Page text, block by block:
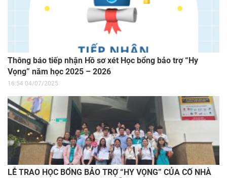
Thông báo tiếp nhận Hồ sơ xét Học bổng bảo trợ “Hy
Vọng” năm học 2025 – 2026
16:54 04/07/2025
LỄ TRAO HỌC BỔNG BẢO TRỢ “HY VỌNG” CỦA CỐ NHÀ